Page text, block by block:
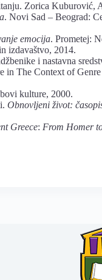
Zorica Kuburović,
. Novi Sad – Beograd:
emocija. Prometej:
izdavaštvo, 2014.
i nastavna
in The Context of
kulture, 2000.
Obnovljeni život:
Greece: From Homer